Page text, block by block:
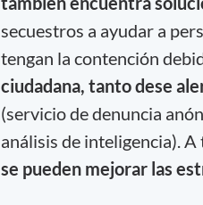
secuestros a ayudar a
tengan la contención
ciudadana, tanto dese
(servicio de denuncia
análisis de inteligencia).
se pueden mejorar las